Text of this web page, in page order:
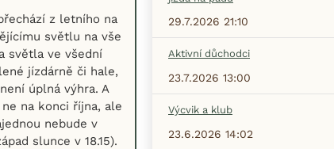
z letního na
světlu na vše
světla ve všední
jízdárně či hale,
úplná výhra. A
na konci října, ale
nebude v
slunce v 18.15).
29.7.2026 21:10
Aktivní důchodci
23.7.2026 13:00
Výcvik a klub
23.6.2026 14:02